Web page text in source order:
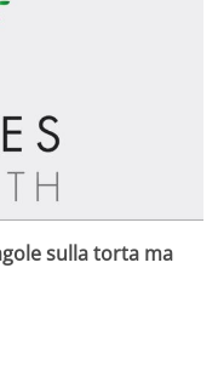
sulla torta ma